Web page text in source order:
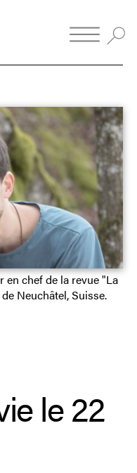
le 22
chef de la revue "La
Neuchâtel, Suisse.